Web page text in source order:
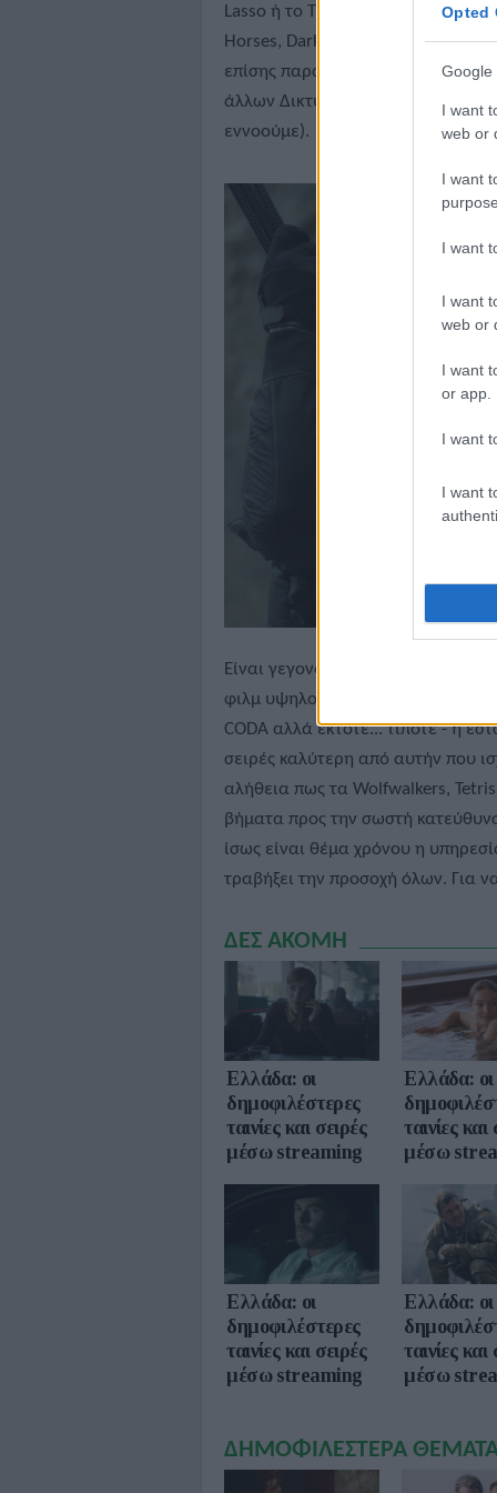
Opted
Google
I want
web or
I want
I want
I want
web or
I want
or app.
I want
I want
Lasso ή το The Morning Show ή
Horses, Dark Matter και Presumed
επίσης παραγωγές το είδος των
άλλων Δικτυακών υπηρεσιών (οι
εννοούμε).
Είναι γεγονός βέβαια ότι η Apple
φιλμ υψηλού επιπέδου - κέρδισε
CODA αλλά έκτοτε... τίποτε - ή
σειρές καλύτερη από αυτήν που
αλήθεια πως τα Wolfwalkers,
βήματα προς την σωστή
ίσως είναι θέμα χρόνου η
τραβήξει την προσοχή όλων. Για
ΔΕΣ ΑΚΟΜΗ
Ελλάδα: οι
δημοφιλέστερες
ταινίες και σειρές
μέσω streaming
Ελλάδα: οι
ταινίες και
μέσω
Ελλάδα: οι
δημοφιλέστερες
ταινίες και σειρές
μέσω streaming
Ελλάδα: οι
ταινίες και
μέσω
ΔΗΜΟΦΙΛΕΣΤΕΡΑ